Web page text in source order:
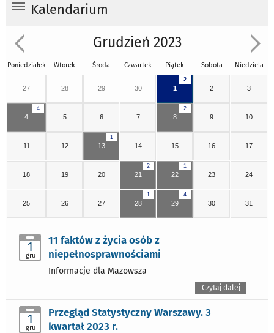
Kalendarium
Grudzień 2023
Poniedziałek Wtorek Środa Czwartek Piątek Sobota Niedziela
27 28 29 30
2
1 2 3
4
4 5 6 7
2
8 9 10
11 12
1
13 14 15 16 17
18 19 20
2
21
1
22 23 24
25 26 27
1
28
4
29 30 31
1
gru
11 faktów z życia osób z
niepełnosprawnościami
Informacje dla Mazowsza
Czytaj dalej
1
gru
Przegląd Statystyczny Warszawy. 3
kwartał 2023 r.